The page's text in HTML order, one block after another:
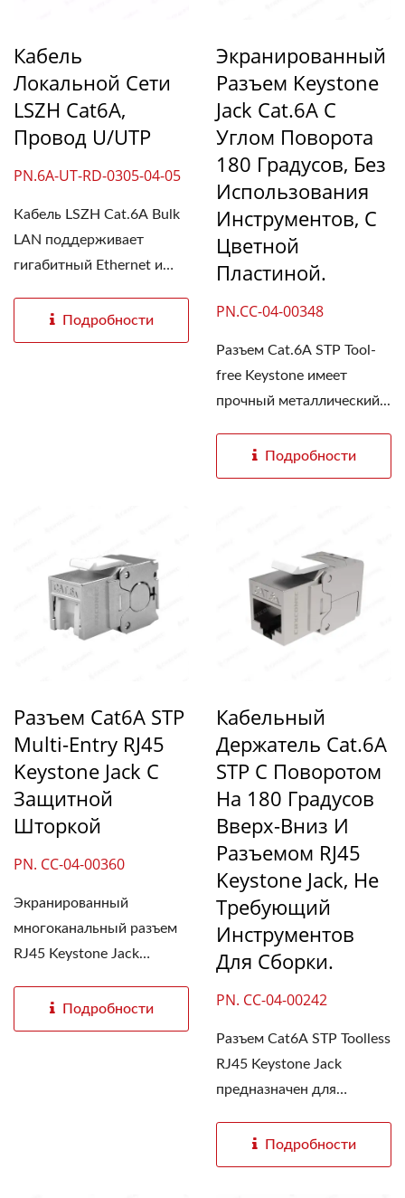
Кабель
Локальной Сети
LSZH Cat6A,
Провод U/UTP
PN.6A-UT-RD-0305-04-05
Кабель LSZH Cat.6A Bulk
LAN поддерживает
гигабитный Ethernet и
Подробности
Экранированный
Разъем Keystone
Jack Cat.6A С
Углом Поворота
180 Градусов, Без
Использования
Инструментов, С
Цветной
Пластиной.
PN.CC-04-00348
Разъем Cat.6A STP Tool-
free Keystone имеет
прочный металлический...
Подробности
Разъем Cat6A STP
Multi-Entry RJ45
Keystone Jack С
Защитной
Шторкой
PN. CC-04-00360
Экранированный
многоканальный разъем
RJ45 Keystone Jack
Подробности
Кабельный
Держатель Cat.6A
STP С Поворотом
На 180 Градусов
Вверх-Вниз И
Разъемом RJ45
Keystone Jack, Не
Требующий
Инструментов
Для Сборки.
PN. CC-04-00242
Разъем Cat6A STP Toolless
RJ45 Keystone Jack
предназначен для
Подробности